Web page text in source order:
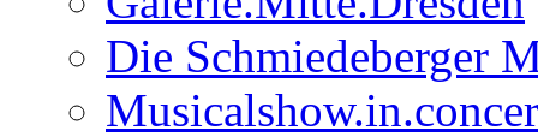
Die Schmiedeberger